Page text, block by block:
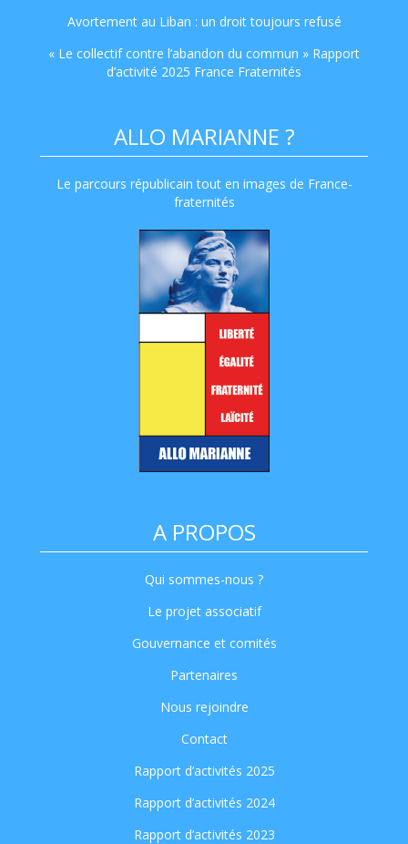
Avortement au Liban : un droit toujours refusé
« Le collectif contre l’abandon du commun » Rapport
d’activité 2025 France Fraternités
ALLO MARIANNE ?
Le parcours républicain tout en images de France-
fraternités
A PROPOS
Qui sommes-nous ?
Le projet associatif
Gouvernance et comités
Partenaires
Nous rejoindre
Contact
Rapport d’activités 2025
Rapport d’activités 2024
Rapport d’activités 2023